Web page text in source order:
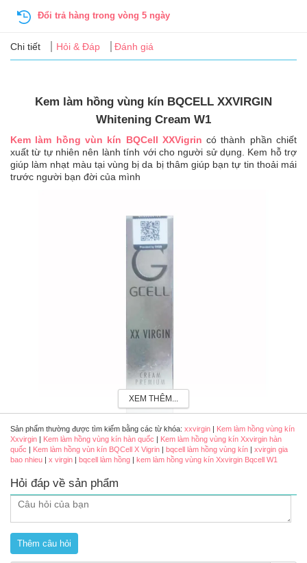
Đổi trả hàng trong vòng 5 ngày
Chi tiết Hỏi & Đáp Đánh giá
Kem làm hồng vùng kín BQCELL XXVIRGIN
Whitening Cream W1
Kem làm hồng vùn kín BQCell XXVigrin có thành phần chiết
xuất từ tự nhiên nên lành tính với cho người sử dụng. Kem hỗ trợ
giúp làm nhạt màu tại vùng bị da bị thâm giúp bạn tự tin thoải mái
trước người bạn đời của mình
Kem hỗ trợ làm hồng Xx Virgin là dòng sản phẩm của hãng
không?
Bqcell làm hồng vùng kínhỗ trợ làm đẹp và săn chắc làn
XEM THÊM...
Sản phẩm thường được tìm kiếm bằng các từ khóa: xxvirgin | Kem làm hồng vùng kín
Xxvirgin | Kem làm hồng vùng kín hàn quốc | Kem làm hồng vùng kín Xxvirgin hàn
quốc | Kem làm hồng vùn kín BQCell X Vigrin | bqcell làm hồng vùng kín | xvirgin gia
bao nhieu | x virgin | bqcell làm hồng | kem làm hồng vùng kín Xxvirgin Bqcell W1
Hỏi đáp về sản phẩm